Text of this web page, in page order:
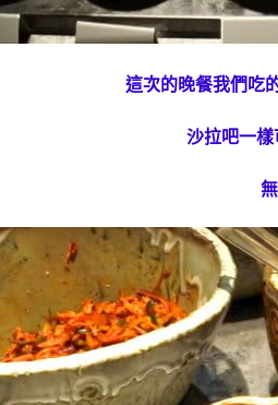
這次的晚餐我們吃
沙拉吧一樣